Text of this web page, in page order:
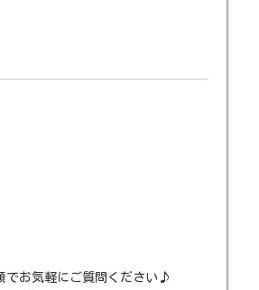
でお気軽にご質問ください♪